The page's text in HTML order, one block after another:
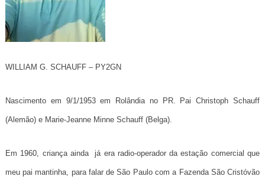
WILLIAM G. SCHAUFF – PY2GN
Nascimento em 9/1/1953 em Rolândia no PR. Pai Christoph Schauff
(Alemão) e Marie-Jeanne Minne Schauff (Belga).
Em 1960, criança ainda já era radio-operador da estação comercial que
meu pai mantinha, para falar de São Paulo com a Fazenda São Cristóvão